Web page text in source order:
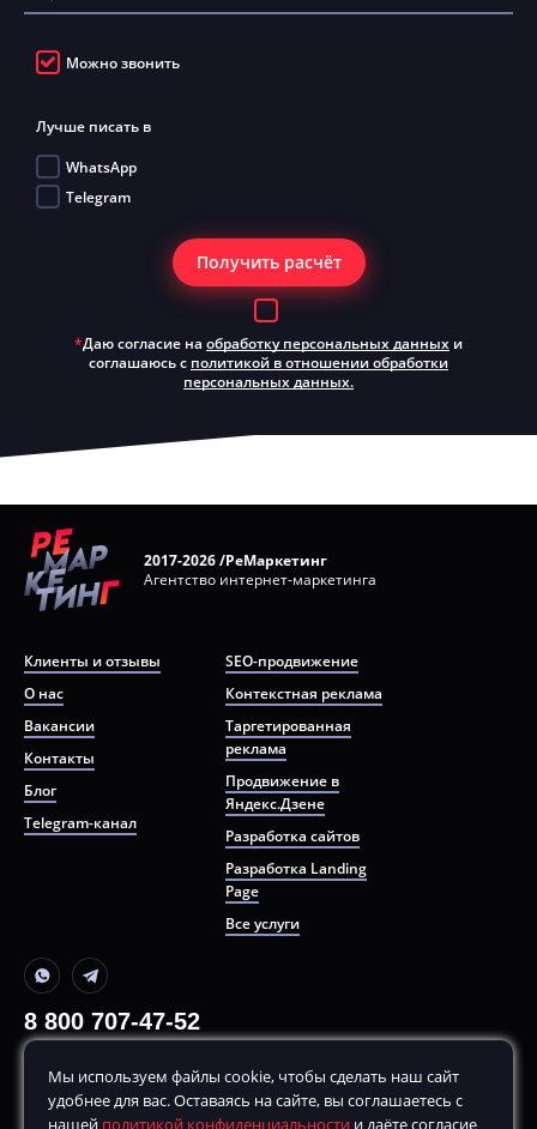
Можно звонить
Лучше писать в
WhatsApp
Telegram
*Даю согласие на обработку персональных данных и
соглашаюсь с политикой в отношении обработки
персональных данных.
Получить расчёт
2017-2026 /РеМаркетинг
Агентство интернет-маркетинга
Клиенты и отзывы
О нас
Вакансии
Контакты
Блог
Telegram-канал
SEO-продвижение
Контекстная реклама
Таргетированная
реклама
Продвижение в
Яндекс.Дзене
Разработка сайтов
Разработка Landing
Page
Все услуги
8 800 707-47-52
+7 499 380-70-80
По будням, с 10:00 до
hello@remarketing.bz
Мы используем файлы cookie, чтобы сделать наш сайт
удобнее для вас. Оставаясь на сайте, вы соглашаетесь с
нашей политикой конфиденциальности и даёте согласие